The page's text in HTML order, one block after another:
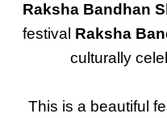
Raksha Bandhan
festival Raksha
culturally
This is a beautiful